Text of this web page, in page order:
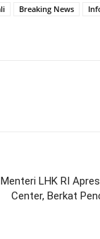
Breaking News
Menteri LHK RI
Center, Berkat